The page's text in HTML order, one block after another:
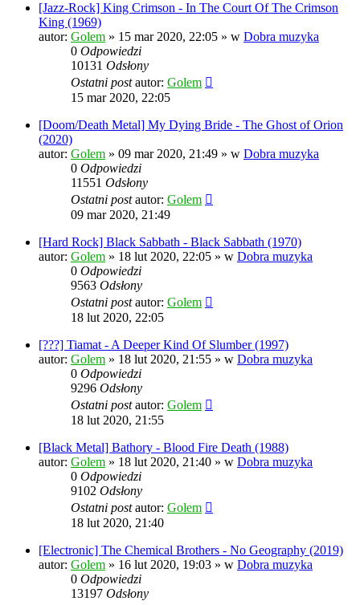
[Jazz-Rock] King Crimson - In The Court Of The Crimson
King (1969)
autor: Golem » 15 mar 2020, 22:05 » w Dobra muzyka
0 Odpowiedzi
10131 Odsłony
Ostatni postautor: Golem
15 mar 2020, 22:05
[Doom/Death Metal] My Dying Bride - The Ghost of Orion
(2020)
autor: Golem » 09 mar 2020, 21:49 » w Dobra muzyka
0 Odpowiedzi
11551 Odsłony
Ostatni postautor: Golem
09 mar 2020, 21:49
[Hard Rock] Black Sabbath - Black Sabbath (1970)
autor: Golem » 18 lut 2020, 22:05 » w Dobra muzyka
0 Odpowiedzi
9563 Odsłony
Ostatni postautor: Golem
18 lut 2020, 22:05
[???] Tiamat - A Deeper Kind Of Slumber (1997)
autor: Golem » 18 lut 2020, 21:55 » w Dobra muzyka
0 Odpowiedzi
9296 Odsłony
Ostatni postautor: Golem
18 lut 2020, 21:55
[Black Metal] Bathory - Blood Fire Death (1988)
autor: Golem » 18 lut 2020, 21:40 » w Dobra muzyka
0 Odpowiedzi
9102 Odsłony
Ostatni postautor: Golem
18 lut 2020, 21:40
[Electronic] The Chemical Brothers - No Geography (2019)
autor: Golem » 16 lut 2020, 19:03 » w Dobra muzyka
0 Odpowiedzi
13197 Odsłony